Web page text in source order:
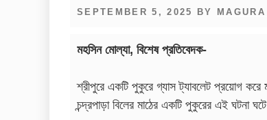
POSTED
SEPTEMBER 5, 2025 BY
মহসিন মোল্যা, বিশেষ প্রতিবেদক-
শ্রীপুরে একটি পুকুরে গ্যাস ট্যাবলেট প্রয়োগ
চন্দ্রপাড়া বিলের মাঠের একটি পুকুরের এই ঘটনা